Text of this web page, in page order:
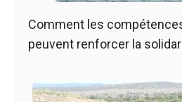
Comment les
peuvent renforcer la